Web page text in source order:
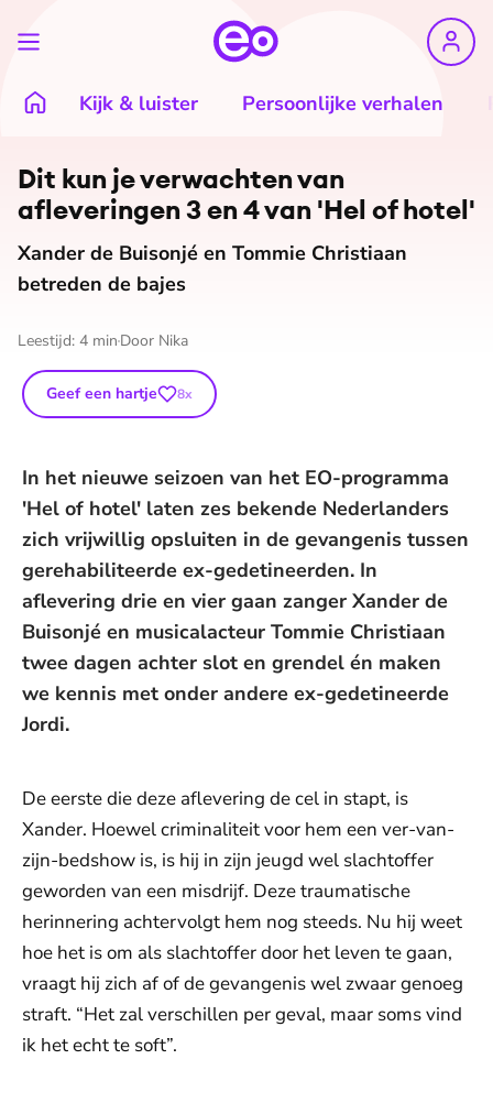
Kijk & luister Persoonlijke verhalen
Dit kun je verwachten van
afleveringen 3 en 4 van 'Hel of hotel'
Xander de Buisonjé en Tommie Christiaan
betreden de bajes
Leestijd: 4 min Door Nika
Geef een hartje 8x
In het nieuwe seizoen van het EO-programma
'Hel of hotel' laten zes bekende Nederlanders
zich vrijwillig opsluiten in de gevangenis tussen
gerehabiliteerde ex-gedetineerden. In
aflevering drie en vier gaan zanger Xander de
Buisonjé en musicalacteur Tommie Christiaan
twee dagen achter slot en grendel én maken
we kennis met onder andere ex-gedetineerde
Jordi.
De eerste die deze aflevering de cel in stapt, is
Xander. Hoewel criminaliteit voor hem een ver-van-
zijn-bedshow is, is hij in zijn jeugd wel slachtoffer
geworden van een misdrijf. Deze traumatische
herinnering achtervolgt hem nog steeds. Nu hij weet
hoe het is om als slachtoffer door het leven te gaan,
vraagt hij zich af of de gevangenis wel zwaar genoeg
straft. “Het zal verschillen per geval, maar soms vind
ik het echt te soft”.